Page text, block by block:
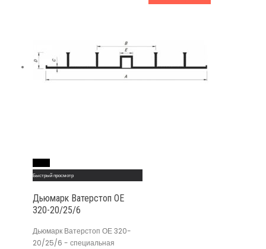
Быстрый просмотр
Дьюмарк Ватерстоп ОЕ
320-20/25/6
Дьюмарк Ватерстоп ОЕ 320-
20/25/6 - специальная